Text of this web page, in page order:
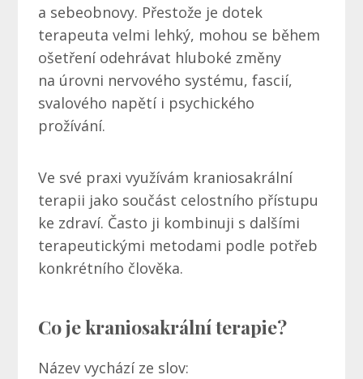
a sebeobnovy. Přestože je dotek
terapeuta velmi lehký, mohou se během
ošetření odehrávat hluboké změny
na úrovni nervového systému, fascií,
svalového napětí i psychického
prožívání.
Ve své praxi využívám kraniosakrální
terapii jako součást celostního přístupu
ke zdraví. Často ji kombinuji s dalšími
terapeutickými metodami podle potřeb
konkrétního člověka.
Co je kraniosakrální terapie?
Název vychází ze slov: